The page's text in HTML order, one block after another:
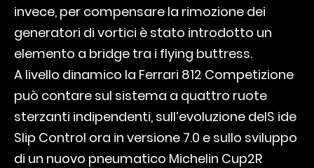
invece, per compensare la rimozione dei
generatori di vortici è stato introdotto un
elemento a bridge tra i flying buttress.
A livello dinamico la Ferrari 812 Competizione
può contare sul sistema a quattro ruote
sterzanti indipendenti, sull’evoluzione delS ide
Slip Control ora in versione 7.0 e sullo sviluppo
di un nuovo pneumatico Michelin Cup2R